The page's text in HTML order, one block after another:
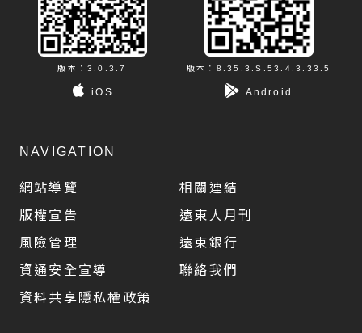
版本：3.0.3.7
iOS
版本：8.35.3.S.53.4.3.33.5
Android
NAVIGATION
網站導覽
版權宣告
風險管理
資通安全宣導
資料共享隱私權政策
相關連結
遠東人月刊
遠東銀行
聯絡我們